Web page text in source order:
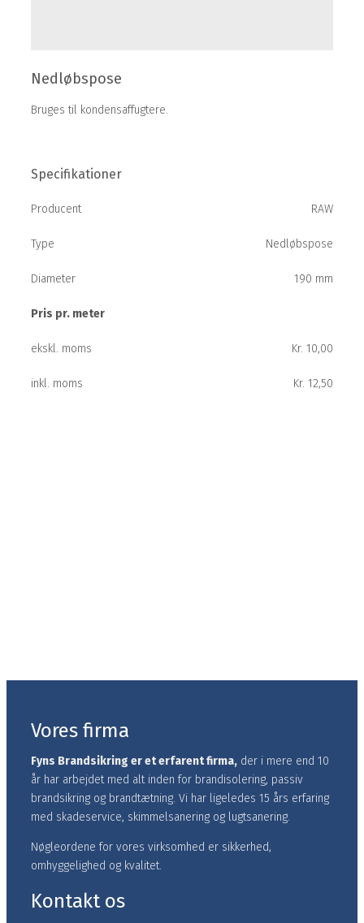
Nedløbspose
Bruges til kondensaffugtere.
Specifikationer
Producent RAW
Type Nedløbspose
Diameter 190 mm
Pris pr. meter
ekskl. moms Kr. 10,00
inkl. moms Kr. 12,50
Vores firma
Fyns Brandsikring er et erfarent firma, der i mere end 10
år har arbejdet med alt inden for brandisolering, passiv
brandsikring og brandtætning.​ Vi har ligeledes 15 års erfaring
med skadeservice, skimmelsanering og lugtsanering.
Nøgleordene for vores virksomhed er sikkerhed,
omhyggelighed og kvalitet.
Kontakt os